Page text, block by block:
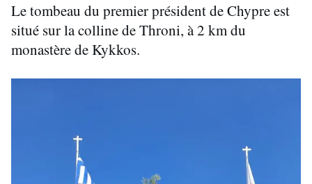
Le tombeau du premier président de Chypre est
situé sur la colline de Throni, à 2 km du
monastère de Kykkos.